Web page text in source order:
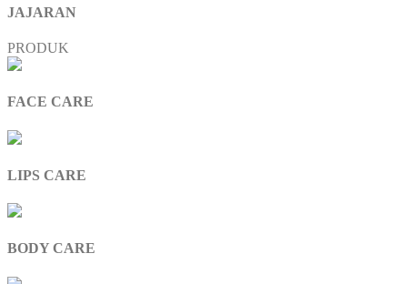
JAJARAN
PRODUK
FACE CARE
LIPS CARE
BODY CARE